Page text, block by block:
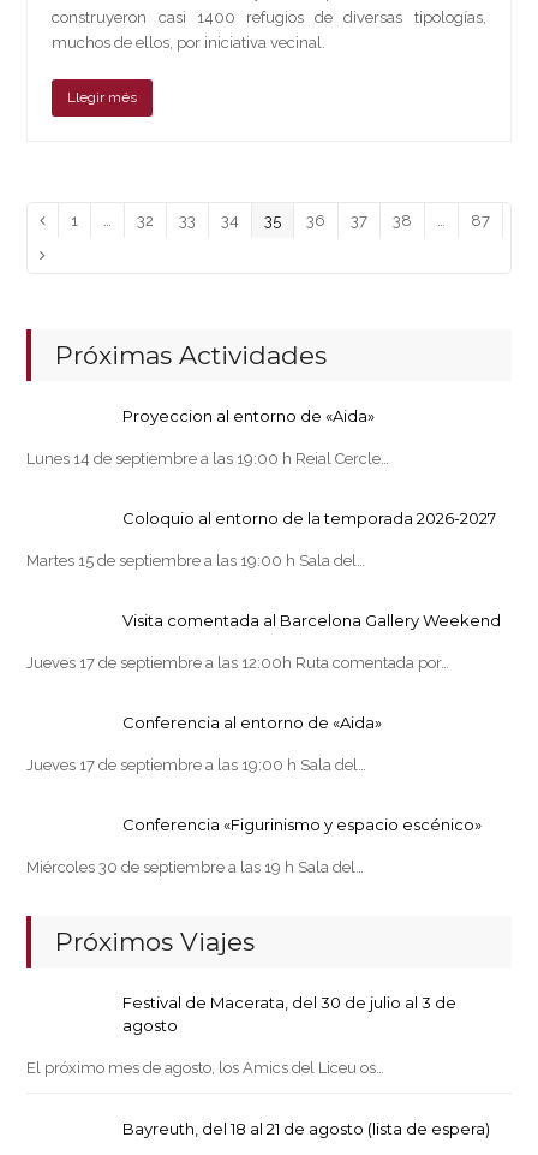
construyeron casi 1400 refugios de diversas tipologías,
muchos de ellos, por iniciativa vecinal.
Llegir més
Anterior
Page
1 … Page
32 Page
33 Page
34 Page
35 Page
36 Page
37 Page
38 … Page
87
Siguiente
Próximas Actividades
Proyeccion al entorno de «Aida»
Lunes 14 de septiembre a las 19:00 h Reial Cercle…
Coloquio al entorno de la temporada 2026-2027
Martes 15 de septiembre a las 19:00 h Sala del…
Visita comentada al Barcelona Gallery Weekend
Jueves 17 de septiembre a las 12:00h Ruta comentada por…
Conferencia al entorno de «Aida»
Jueves 17 de septiembre a las 19:00 h Sala del…
Conferencia «Figurinismo y espacio escénico»
Miércoles 30 de septiembre a las 19 h Sala del…
Próximos Viajes
Festival de Macerata, del 30 de julio al 3 de
agosto
El próximo mes de agosto, los Amics del Liceu os…
Bayreuth, del 18 al 21 de agosto (lista de espera)